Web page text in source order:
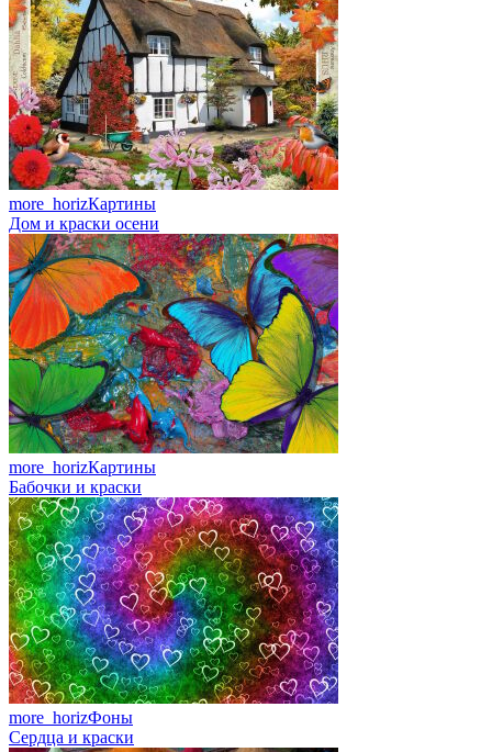
more_horizКартины
Дом и краски осени
more_horizКартины
Бабочки и краски
more_horizФоны
Сердца и краски